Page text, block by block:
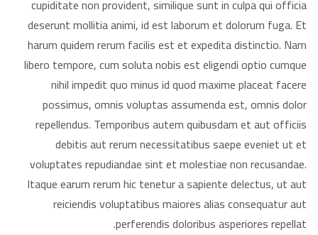
cupiditate non provident, similique sunt in culpa qui officia
deserunt mollitia animi, id est laborum et dolorum fuga. Et
harum quidem rerum facilis est et expedita distinctio. Nam
libero tempore, cum soluta nobis est eligendi optio cumque
nihil impedit quo minus id quod maxime placeat facere
possimus, omnis voluptas assumenda est, omnis dolor
repellendus. Temporibus autem quibusdam et aut officiis
debitis aut rerum necessitatibus saepe eveniet ut et
voluptates repudiandae sint et molestiae non recusandae.
Itaque earum rerum hic tenetur a sapiente delectus, ut aut
reiciendis voluptatibus maiores alias consequatur aut
perferendis doloribus asperiores repellat.